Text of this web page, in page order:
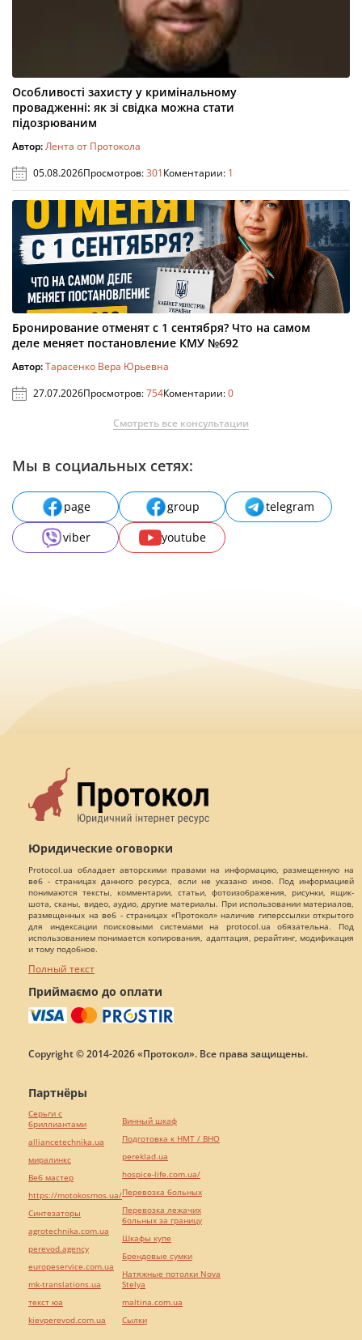
Особливості захисту у кримінальному
провадженні: як зі свідка можна стати
підозрюваним
Автор:Лента от Протокола
05.08.2026Просмотров:301Коментарии: 1
Бронирование отменят с 1 сентября? Что на самом
деле меняет постановление КМУ №692
Автор:Тарасенко Вера Юрьевна
27.07.2026Просмотров:754Коментарии:0
Смотреть все консультации
Мы в социальных сетях:
page group
telegram
viber
youtube
Юридические оговорки
Protocol.ua обладает авторскими правами на информацию, размещенную на
веб - страницах данного ресурса, если не указано иное. Под информацией
понимаются тексты, комментарии, статьи, фотоизображения, рисунки, ящик-
шота, сканы, видео, аудио, другие материалы. При использовании материалов,
размещенных на веб - страницах «Протокол» наличие гиперссылки открытого
для индексации поисковыми системами на protocol.ua обязательна. Под
использованием понимается копирования, адаптация, рерайтинг, модификация
и тому подобное.
Полный текст
Приймаємо до оплати
Copyright © 2014-2026 «Протокол». Все права защищены.
Партнёры
Серьги с
бриллиантами
alliancetechnika.ua
миралинкс
Веб мастер
https://motokosmos.ua/
Синтезаторы
agrotechnika.com.ua
perevod.agency
europeservice.com.ua
mk-translations.ua
текст юа
kievperevod.com.ua
Винный шкаф
Подготовка к НМТ / ВНО
pereklad.ua
hospice-life.com.ua/
Перевозка больных
Перевозка лежачих
больных за границу
Шкафы купе
Брендовые сумки
Натяжные потолки Nova
Stelya
maltina.com.ua
Cылки